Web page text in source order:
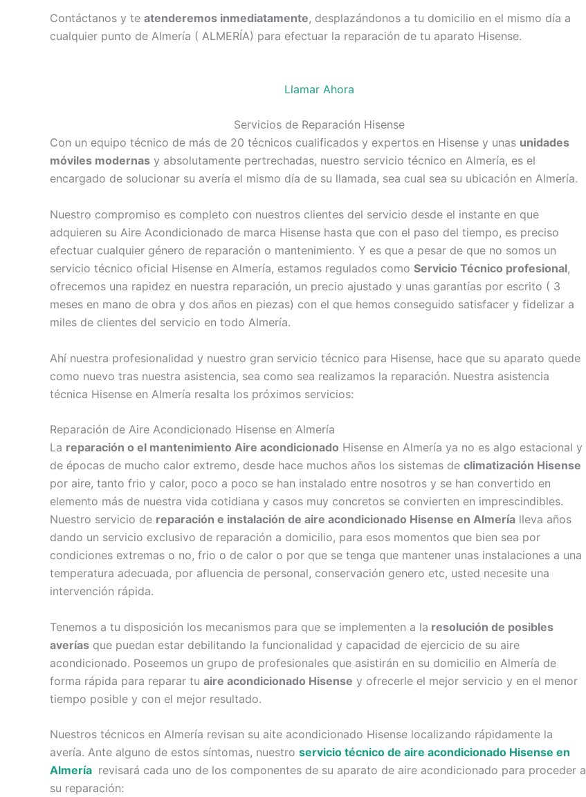
Contáctanos y te atenderemos inmediatamente, desplazándonos a tu domicilio en el mismo día a
cualquier punto de Almería ( ALMERÍA) para efectuar la reparación de tu aparato Hisense.
Llamar Ahora
Servicios de Reparación Hisense
Con un equipo técnico de más de 20 técnicos cualificados y expertos en Hisense y unas unidades
móviles modernas y absolutamente pertrechadas, nuestro servicio técnico en Almería, es el
encargado de solucionar su avería el mismo día de su llamada, sea cual sea su ubicación en Almería.
Nuestro compromiso es completo con nuestros clientes del servicio desde el instante en que
adquieren su Aire Acondicionado de marca Hisense hasta que con el paso del tiempo, es preciso
efectuar cualquier género de reparación o mantenimiento. Y es que a pesar de que no somos un
servicio técnico oficial Hisense en Almería, estamos regulados como Servicio Técnico profesional,
ofrecemos una rapidez en nuestra reparación, un precio ajustado y unas garantías por escrito ( 3
meses en mano de obra y dos años en piezas) con el que hemos conseguido satisfacer y fidelizar a
miles de clientes del servicio en todo Almería.
Ahí nuestra profesionalidad y nuestro gran servicio técnico para Hisense, hace que su aparato quede
como nuevo tras nuestra asistencia, sea como sea realizamos la reparación. Nuestra asistencia
técnica Hisense en Almería resalta los próximos servicios:
Reparación de Aire Acondicionado Hisense en Almería
La reparación o el mantenimiento Aire acondicionado Hisense en Almería ya no es algo estacional y
de épocas de mucho calor extremo, desde hace muchos años los sistemas de climatización Hisense
por aire, tanto frio y calor, poco a poco se han instalado entre nosotros y se han convertido en
elemento más de nuestra vida cotidiana y casos muy concretos se convierten en imprescindibles.
Nuestro servicio de reparación e instalación de aire acondicionado Hisense en Almería lleva años
dando un servicio exclusivo de reparación a domicilio, para esos momentos que bien sea por
condiciones extremas o no, frio o de calor o por que se tenga que mantener unas instalaciones a una
temperatura adecuada, por afluencia de personal, conservación genero etc, usted necesite una
intervención rápida.
Tenemos a tu disposición los mecanismos para que se implementen a la resolución de posibles
averías que puedan estar debilitando la funcionalidad y capacidad de ejercicio de su aire
acondicionado. Poseemos un grupo de profesionales que asistirán en su domicilio en Almería de
forma rápida para reparar tu aire acondicionado Hisense y ofrecerle el mejor servicio y en el menor
tiempo posible y con el mejor resultado.
Nuestros técnicos en Almería revisan su aite acondicionado Hisense localizando rápidamente la
avería. Ante alguno de estos síntomas, nuestro servicio técnico de aire acondicionado Hisense en
Almería revisará cada uno de los componentes de su aparato de aire acondicionado para proceder a
su reparación: